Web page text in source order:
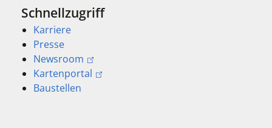
Schnellzugriff
Karriere
Presse
Newsroom
Kartenportal
Baustellen